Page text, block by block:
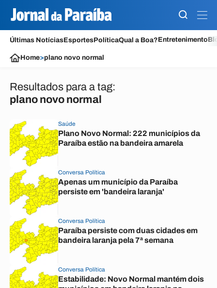
Últimas NotíciasEsportesPolíticaQual a Boa?Entretenimento
Home>plano novo normal
Resultados para a tag:
plano novo normal
Saúde
Plano Novo Normal: 222 municípios da
Paraíba estão na bandeira amarela
Conversa Política
Apenas um município da Paraíba
persiste em 'bandeira laranja'
Conversa Política
Paraíba persiste com duas cidades em
bandeira laranja pela 7ª semana
Conversa Política
Estabilidade: Novo Normal mantém dois